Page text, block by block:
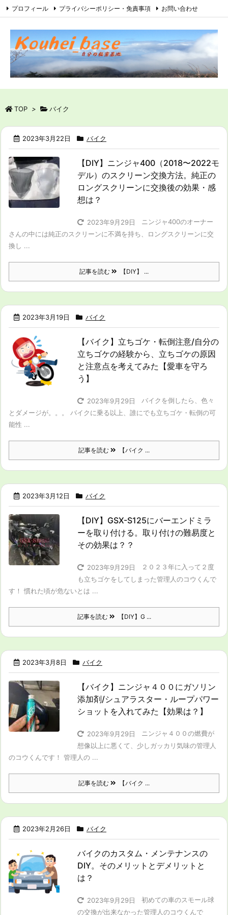
プロフィール プライバシーポリシー・免責事項 お問い合わせ
TOP > バイク
2023年3月22日 バイク
【DIY】ニンジャ400（2018〜2022モ
デル）のスクリーン交換方法。純正の
ロングスクリーンに交換後の効果・感
想は？
2023年9月29日
ニンジャ400のオーナー
さんの中には純正のスクリーンに不満を持ち、ロングスクリーンに交
換し ...
記事を読む 【DIY】 ...
2023年3月19日 バイク
【バイク】立ちゴケ・転倒注意/自分の
立ちゴケの経験から、立ちゴケの原因
と注意点を考えてみた【愛車を守ろ
う】
2023年9月29日
バイクを倒したら、色々
とダメージが。。。 バイクに乗る以上、誰にでも立ちゴケ・転倒の可
能性 ...
記事を読む 【バイク ...
2023年3月12日 バイク
【DIY】GSX-S125にバーエンドミラ
ーを取り付ける。取り付けの難易度と
その効果は？？
2023年9月29日
２０２３年に入って２度
も立ちゴケをしてしまった管理人のコウくんで
す！ 慣れた頃が危ないとは ...
記事を読む 【DIY】G ...
2023年3月8日 バイク
【バイク】ニンジャ４００にガソリン
添加剤/シュアラスター・ループパワー
ショットを入れてみた【効果は？】
2023年9月29日
ニンジャ４００の燃費が
想像以上に悪くて、少しガッカリ気味の管理人
のコウくんです！ 管理人の ...
記事を読む 【バイク ...
2023年2月26日 バイク
バイクのカスタム・メンテナンスの
DIY。そのメリットとデメリットと
は？
2023年9月29日
初めての車のスモール球
の交換が出来なかった管理人のコウくんで